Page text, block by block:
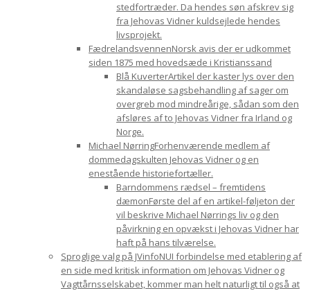
stedfortræder. Da hendes søn afskrev sig
fra Jehovas Vidner kuldsejlede hendes
livsprojekt.
FædrelandsvennenNorsk avis der er udkommet
siden 1875 med hovedsæde i Kristianssand
Blå KuverterArtikel der kaster lys over den
skandaløse sagsbehandling af sager om
overgreb mod mindreårige, sådan som den
afsløres af to Jehovas Vidner fra Irland og
Norge.
Michael NørringForhenværende medlem af
dommedagskulten Jehovas Vidner og en
enestående historiefortæller.
Barndommens rædsel – fremtidens
dæmonFørste del af en artikel-føljeton der
vil beskrive Michael Nørrings liv og den
påvirkning en opvækst i Jehovas Vidner har
haft på hans tilværelse.
Sproglige valg på JVinfoNUI forbindelse med etablering af
en side med kritisk information om Jehovas Vidner og
Vagttårnsselskabet, kommer man helt naturligt til også at